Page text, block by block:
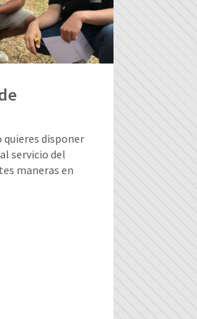
quieres disponer
servicio del
maneras en